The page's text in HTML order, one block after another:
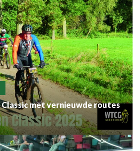
Vasser Heuvelen Classic met vernieuwde routes